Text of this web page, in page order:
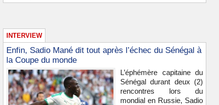
INTERVIEW
Enfin, Sadio Mané dit tout après l’échec du Sénégal à
la Coupe du monde
L’éphémère capitaine du
Sénégal durant deux (2)
rencontres lors du
mondial en Russie, Sadio